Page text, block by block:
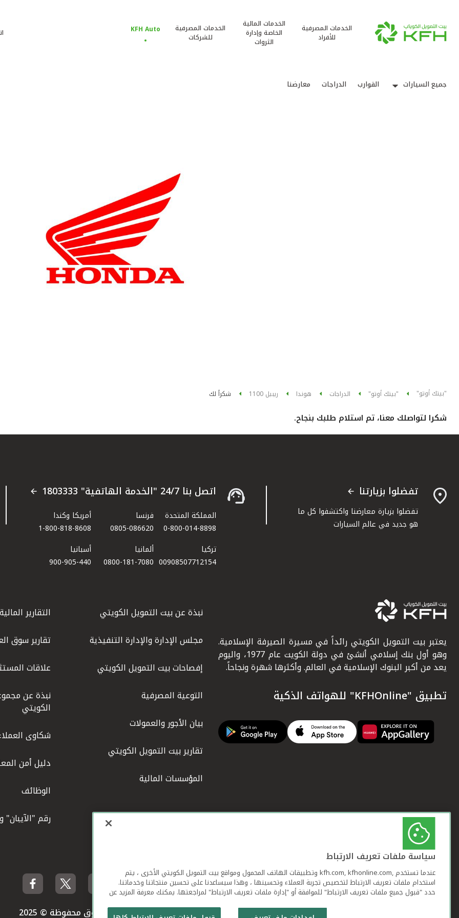
الخدمات المصرفية
للأفراد
الخدمات المالية
الخاصة وإدارة
الثروات
الخدمات المصرفية
للشركات
KFH Auto
جميع السيارات القوارب الدراجات معارضنا
"بيتك أوتو" "بيتك أوتو" الدراجات هوندا ريبيل 1100 شكراً لك
شكرا لتواصلك معنا، تم استلام طلبك بنجاح.
تفضلوا بزيارتنا
تفضلوا بزيارة معارضنا واكتشفوا كل ما
هو جديد في عالم السيارات
اتصل بنا 24/7 "الخدمة الهاتفية" 1803333
المملكة المتحدة
0-800-014-8898
فرنسا
0805-086620
أمريكا وكندا
1-800-818-8608
تركيا
00908507712154​
ألمانيا
0800-181-7080
أسبانيا
900-905-440
يعتبر بيت التمويل الكويتي رائداً في مسيرة الصيرفة الإسلامية.
وهو أول بنك إسلامي أنشئ في دولة الكويت عام 1977، واليوم
يعد من أكبر البنوك الإسلامية في العالم. وأكثرها شهرة ونجاحاً.
تطبيق "KFHOnline" للهواتف الذكية
نبذة عن بيت التمويل الكويتي
مجلس الإدارة والإدارة التنفيذية
إفصاحات بيت التمويل الكويتي
التوعية المصرفية
بيان الأجور والعمولات
تقارير بيت التمويل الكويتي
المؤسسات المالية
التقارير المالية
تقارير سوق
علاقات
نبذة عن
الكويتي
شكاوى
دليل أمن
الوظائف
رقم
بيت التمويل الكويتي جميع الحقوق محفوظة © 2025
سياسة ملفات تعريف الارتباط
عندما تستخدم ,kfh.com, kfhonline.com وتطبيقات الهاتف المحمول ومواقع بيت التمويل الكويتي الأخرى ، يتم
استخدام ملفات تعريف الارتباط لتخصيص تجربة العملاء وتحسينها ، وهذا سيساعدنا على تحسين منتجاتنا وخدماتنا.
حدد "قبول جميع ملفات تعريف الارتباط" للموافقة أو "إدارة ملفات تعريف الارتباط" لمراجعتها. يمكنك معرفة المزيد عن